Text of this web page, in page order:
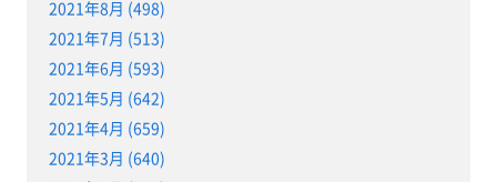
2021年8月 (498)
2021年7月 (513)
2021年6月 (593)
2021年5月 (642)
2021年4月 (659)
2021年3月 (640)